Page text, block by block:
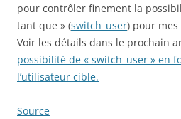
pour contrôler finement la
tant que » (switch_user) pour
Voir les détails dans le prochain
possibilité de « switch_user » en
l’utilisateur cible.
Source